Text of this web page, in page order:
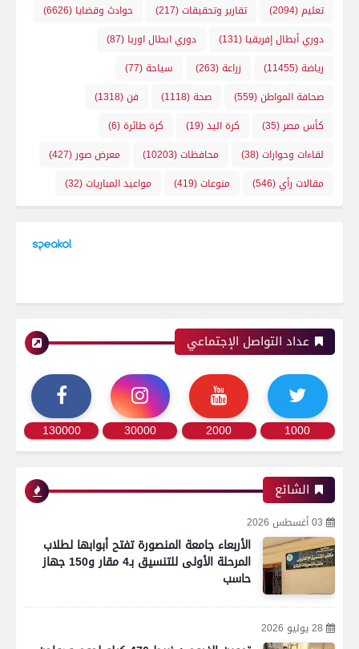
تعليم(2094) تقارير وتحقيقات(217) حوادث وقضايا (6626)
دوري أبطال إفريقيا (131) دوري ابطال اوربا (87)
رياضة(11455) زراعة(263) سياحة(77)
صحافة المواطن(559) صحة(1118) فن(1318)
كأس مصر (35) كرة اليد(19) كرة طائرة(6)
لقاءات وحوارات(38) محافظات(10203) معرض صور (427)
مقالات رأي(546) منوعات(419) مواعيد المباريات(32)
عداد التواصل الإجتماعي
1000
2000
30000
130000
الشائع
03 أغسطس 2026
الأربعاء جامعة المنصورة تفتح أبوابها لطلاب
المرحلة الأولى للتنسيق بـ4 مقار و150 جهاز
حاسب
28 يوليو 2026
رياضة